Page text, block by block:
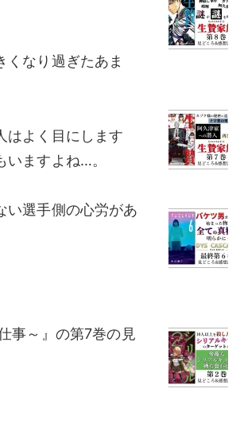
なり過ぎたあま
はよく目にします
ますよね…。
い選手側の心労があ
事～』の第7巻の見